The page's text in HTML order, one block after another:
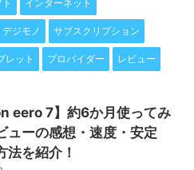
インターネット
ジモノ サブスクリプション
レット プロバイダー レビュー
eero 7】約6か月使ってみ
ューの感想・速度・安定
法を紹介！